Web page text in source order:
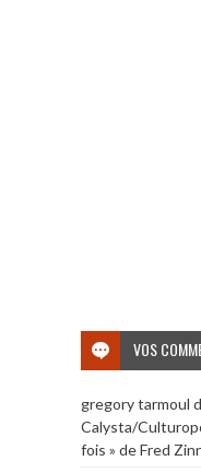
VOS
gregory tarmoul
Calysta/
fois » de Fred